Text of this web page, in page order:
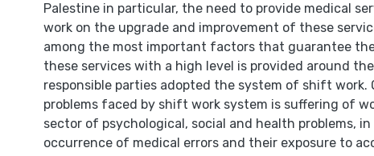
Palestine in particular, the need to provide medical
work on the upgrade and improvement of these
among the most important factors that guarantee
these services with a high level is provided around
responsible parties adopted the system of shift work.
problems faced by shift work system is suffering of
sector of psychological, social and health problems,
occurrence of medical errors and their exposure to